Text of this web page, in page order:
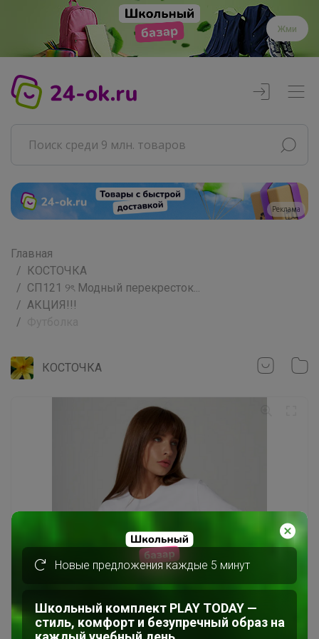
Жми
Реклама
Главная
КОСТОЧКА
СП121 ୨ৎ Модный перекресток...
АКЦИЯ!!!
КОСТОЧКА
Новые предложения каждые 5 минут
Школьный комплект PLAY TODAY —
стиль, комфорт и безупречный образ на